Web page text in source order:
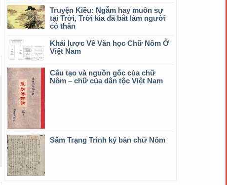
Truyện Kiều: Ngẫm hay muôn sự
tại Trời, Trời kia đã bắt làm người
có thân
Khái lược Về Văn học Chữ Nôm Ở
Việt Nam
Cấu tạo và nguồn gốc của chữ
Nôm – chữ của dân tộc Việt Nam
Sấm Trạng Trình ký bản chữ Nôm